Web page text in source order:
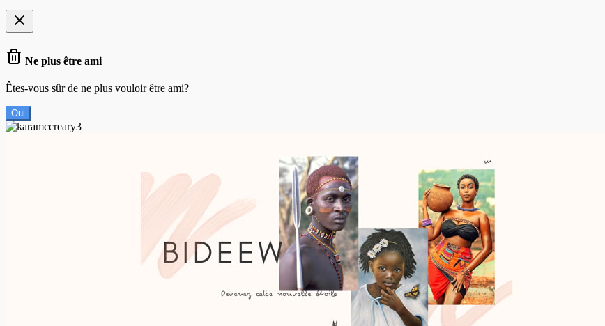
Ne plus être ami
Êtes-vous sûr de ne plus vouloir être ami?
Oui